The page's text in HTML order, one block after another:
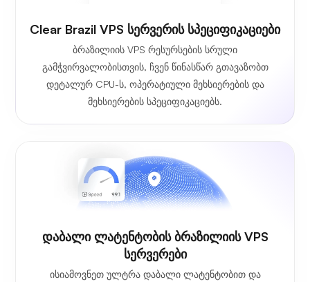
Clear Brazil VPS სერვერის სპეციფიკაციები
ბრაზილიის VPS რესურსების სრული
გამჭვირვალობისთვის, ჩვენ წინასწარ გთავაზობთ
დეტალურ CPU-ს, ოპერატიული მეხსიერების და
მეხსიერების სპეციფიკაციებს.
Დაბალი Ლატენტობის Ბრაზილიის VPS
Სერვერები
ისიამოვნეთ ულტრა დაბალი ლატენტობით და